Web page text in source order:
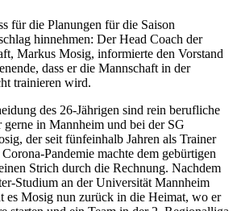
für die Planungen für die Saison
hinnehmen: Der Head Coach der
Markus Mosig, informierte den Vorstand
dass er die Mannschaft in der
trainieren wird.
des 26-Jährigen sind rein berufliche
gerne in Mannheim und bei der SG
der seit fünfeinhalb Jahren als Trainer
Pandemie machte dem gebürtigen
Strich durch die Rechnung. Nachdem
Studium an der Universität Mannheim
es Mosig nun zurück in die Heimat, wo er